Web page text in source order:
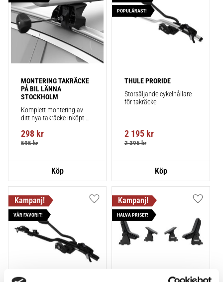
MONTERING TAKRÄCKE
PÅ BIL LÄNNA
STOCKHOLM
Komplett montering av
ditt nya takräcke inköpt
montering på din bil.
298 kr
595kr
THULE PRORIDE
Storsäljande cykelhållare
för takräcke
2 195 kr
2 395kr
POPULÄRAST!
VÅR FAVORIT!
Lägg till i favoriter
HALVA PRISET!
Lägg